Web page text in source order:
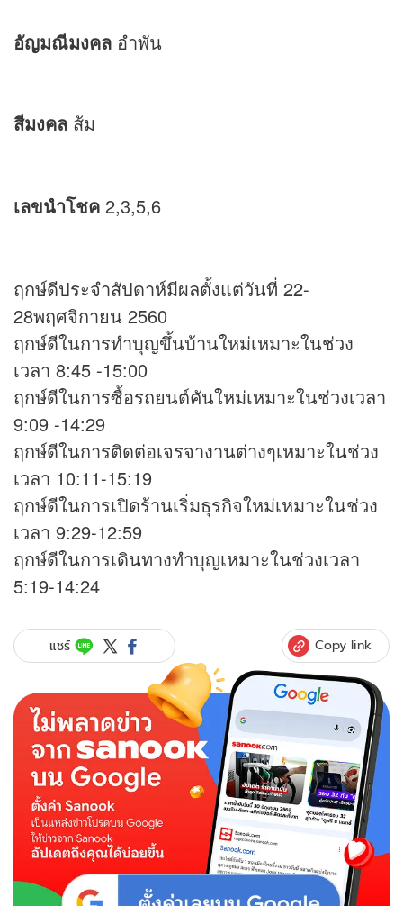
อัญมณีมงคล อำพัน
สีมงคล ส้ม
เลขนำโชค 2,3,5,6
ฤกษ์ดีประจำสัปดาห์มีผลตั้งแต่วันที่ 22-
28พฤศจิกายน 2560
ฤกษ์ดีในการทำบุญขึ้นบ้านใหม่เหมาะในช่วง
เวลา 8:45 -15:00
ฤกษ์ดีในการซื้อรถยนต์คันใหม่เหมาะในช่วงเวลา
9:09 -14:29
ฤกษ์ดีในการติดต่อเจรจางานต่างๆเหมาะในช่วง
เวลา 10:11-15:19
ฤกษ์ดีในการเปิดร้านเริ่มธุรกิจใหม่เหมาะในช่วง
เวลา 9:29-12:59
ฤกษ์ดีในการเดินทางทำบุญเหมาะในช่วงเวลา
5:19-14:24
แชร์ Copy link